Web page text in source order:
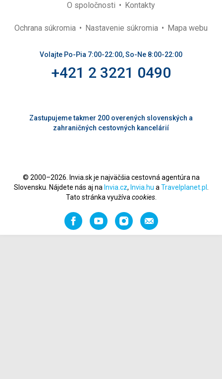
O spoločnosti
Kontakty
Ochrana súkromia Nastavenie súkromia Mapa webu
Volajte Po-Pia 7:00-22:00, So-Ne 8:00-22:00
+421 2 3221 0490
Zastupujeme takmer 200 overených slovenských a
zahraničných cestovných kancelárií
© 2000–2026. Invia.sk je najväčšia cestovná agentúra na
Slovensku. Nájdete nás aj na Invia.cz, Invia.hu a Travelplanet.pl
Tato stránka využíva cookies.
FacebookYouTubeInstagramOdporučiť